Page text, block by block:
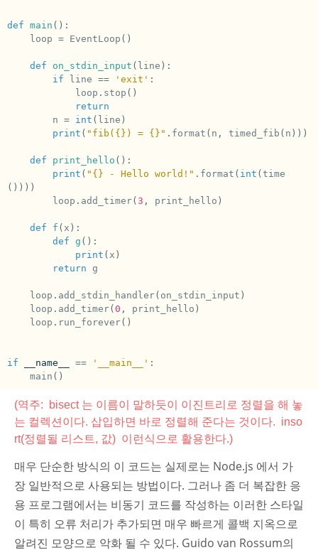
def main ():
loop = EventLoop ()
def on_stdin_input ( line ):
if
line == 'exit' :
loop . stop ()
return
n = int ( line )
print ( "fib( {} ) = {} " . format ( n , timed_fib ( n )))
def print_hello ():
print ( " {} - Hello world!" . format ( int (time
())))
loop . add_timer(3 , print_hello )
def f ( x ):
def g ():
print ( x )
return g
loop . add_stdin_handler( on_stdin_input )
loop . add_timer(0 , print_hello )
loop . run_forever()
if __name__ == '__main__' :
main ()
(역주: bisect 는 이름이 말하듯이 이진트리로 정렬을 해 놓
는 컬렉션이다. 삽입하면 바로 정렬해 준다는 것이다. inso
rt(정렬될 리스트, 값) 이런식으로 활용한다.)
매우 단순한 방식의 이 코드는 실제로는 Node.js 에서 가
장 일반적으로 사용되는 방법이다. 그러나 좀 더 복잡한 응
용 프로그램에서는 비동기 코드를 작성하는 이러한 스타일
이 특히 오류 처리가 추가되면 매우 빠르게 콜백 지옥으로
알려진 모양으로 악화 될 수 있다. Guido van Rossum의